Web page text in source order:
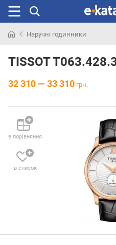
раніше
Наручні годинники
TISSOT
32 310 — 33 310 грн.
в порівняння
в список